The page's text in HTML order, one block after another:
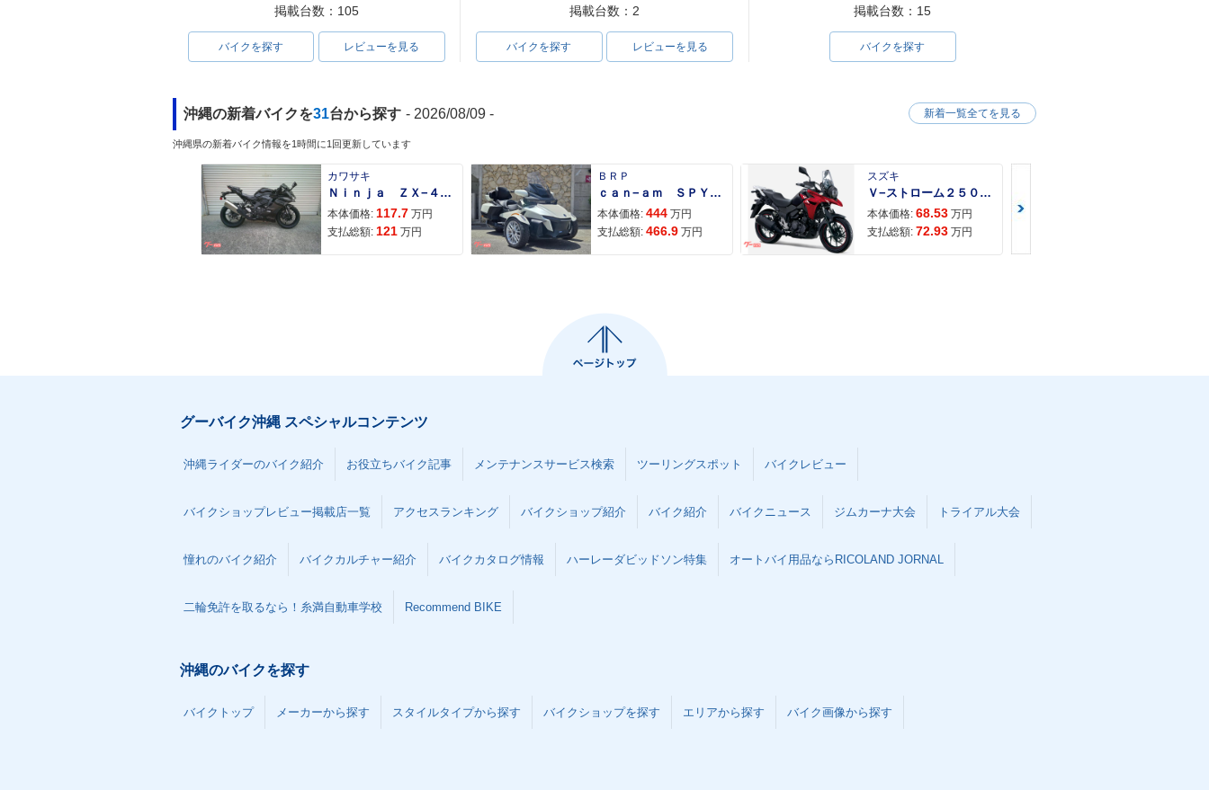
掲載台数：105
バイクを探す レビューを見る
掲載台数：2
バイクを探す レビューを見る
掲載台数：15
バイクを探す
沖縄の新着バイクを31台から探す - 2026/08/09 -
沖縄県の新着バイク情報を1時間に1回更新しています
カワサキ
Ｎｉｎｊａ ＺＸ−４Ｒ ＳＥ
本体価格: 117.7 万円
支払総額: 121 万円
ＢＲＰ
ｃａｎ−ａｍ ＳＰＹＤＥＲ ＲＴ ＬＩＭＩＴＥＤ
本体価格: 444 万円
支払総額: 466.9 万円
スズキ
Ｖ−ストローム２５０ ２６年モデル 水冷２気筒エンジン ＬＥＤヘッドライト標準装備
本体価格: 68.53 万円
支払総額: 72.93 万円
新着一覧全てを見る
グーバイク沖縄 スペシャルコンテンツ
沖縄ライダーのバイク紹介 お役立ちバイク記事 メンテナンスサービス検索 ツーリングスポット バイクレビュー
バイクショップレビュー掲載店一覧 アクセスランキング バイクショップ紹介 バイク紹介 バイクニュース ジムカーナ大会 トライアル大会
憧れのバイク紹介 バイクカルチャー紹介 バイクカタログ情報 ハーレーダビッドソン特集 オートバイ用品ならRICOLAND JORNAL
二輪免許を取るなら！糸満自動車学校 Recommend BIKE
沖縄のバイクを探す
バイクトップ メーカーから探す スタイルタイプから探す バイクショップを探す エリアから探す バイク画像から探す